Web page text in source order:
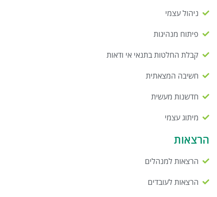
ניהול עצמי
פיתוח מנהיגות
קבלת החלטות בתנאי אי ודאות
חשיבה המצאתית
חדשנות מעשית
מיתוג עצמי
הרצאות
הרצאות למנהלים
הרצאות לעובדים